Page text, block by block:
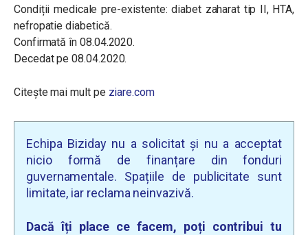
Condiții medicale pre-existente: diabet zaharat tip II, HTA,
nefropatie diabetică.
Confirmată în 08.04.2020.
Decedat pe 08.04.2020.
Citește mai mult pe ziare.com
Echipa Biziday nu a solicitat și nu a acceptat
nicio formă de finanțare din fonduri
guvernamentale. Spațiile de publicitate sunt
limitate, iar reclama neinvazivă.
Dacă îți place ce facem, poți contribui tu